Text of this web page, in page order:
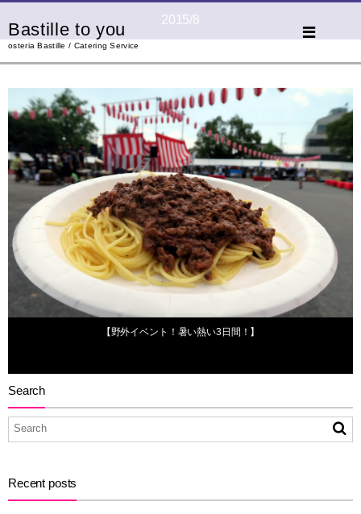
Bastille to you
osteria Bastille / Catering Service
2015/8
【野外イベント！暑い熱い3日間！】
2015年8月6日
Search
Recent posts